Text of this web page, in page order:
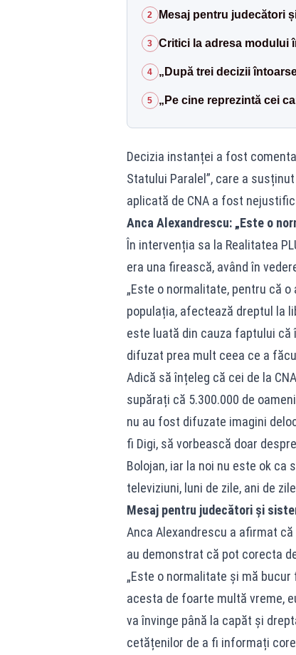
2 Mesaj pentru judecători
3 Critici la adresa modului
4 „După trei decizii
5 „Pe cine reprezintă cei
Decizia instanței a fost
Statului Paralel”, care a
aplicată de CNA a fost
Anca Alexandrescu: „Este o
În intervenția sa la Realitatea
era una firească, având în
„Este o normalitate, pentru că
populația, afectează dreptul la
este luată din cauza faptului că
difuzat prea mult ceea ce a
Adică să înțeleg că cei de la
supărați că 5.300.000 de
nu au fost difuzate imagini
fi Digi, să vorbească doar
Bolojan, iar la noi nu este ok
televiziuni, luni de zile, ani de
Mesaj pentru judecători și
Anca Alexandrescu a afirmat
au demonstrat că pot corecta
„Este o normalitate și mă
acesta de foarte multă vreme,
va învinge până la capăt și
cetățenilor de a fi informați